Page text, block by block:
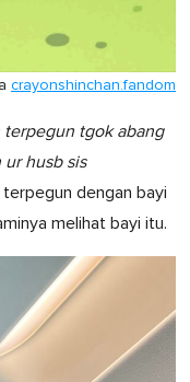
crayonshinchan.fandom
terpegun tgok abang
husb sis
dengan bayi
melihat bayi itu.